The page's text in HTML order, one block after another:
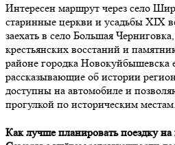
Интересен маршрут через село
старинные церкви и усадьбы XIX
заехать в село Большая
крестьянских восстаний и
районе городка Новокуйбышевска
рассказывающие об истории
доступны на автомобиле и
прогулкой по историческим местам.
Как лучше планировать поездку